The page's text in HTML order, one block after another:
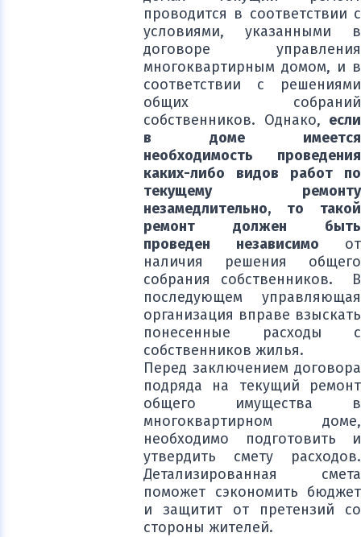
проводится в соответствии с
условиями, указанными в
договоре управления
многоквартирным домом, и в
соответствии с решениями
общих собраний
собственников. Однако, если
в доме имеется
необходимость проведения
каких-либо видов работ по
текущему ремонту
незамедлительно, то такой
ремонт должен быть
проведен независимо от
наличия решения общего
собрания собственников.В
последующем управляющая
организация вправе взыскать
понесенные расходы с
собственников жилья.
Перед заключением договора
подряда на текущий ремонт
общего имущества в
многоквартирном доме,
необходимо подготовить и
утвердить смету расходов.
Детализированная смета
поможет сэкономить бюджет
и защитит от претензий со
стороны жителей.